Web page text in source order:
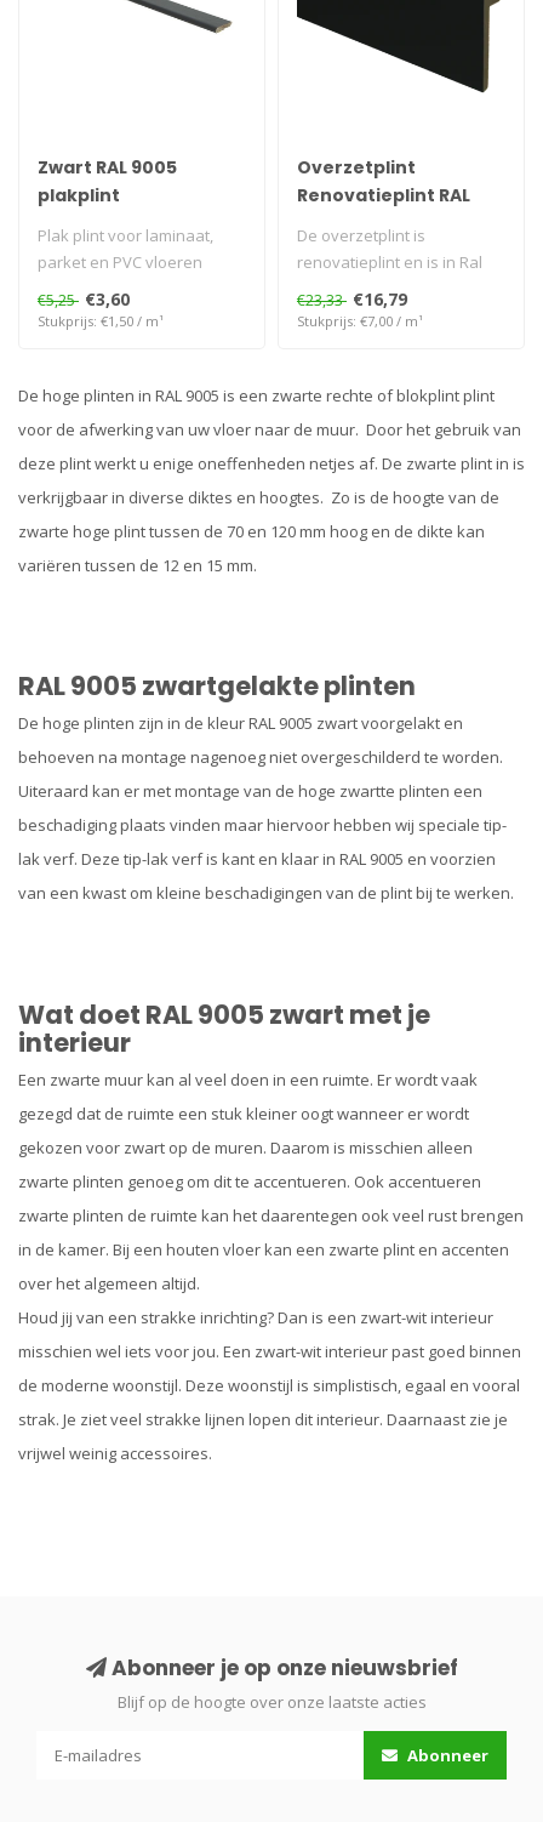
Zwart RAL 9005
plakplint
Plak plint voor laminaat,
parket en PVC vloeren
€5,25 €3,60
Stukprijs: €1,50 / m¹
Overzetplint
Renovatieplint RAL
De overzetplint is
renovatieplint en is in Ral
9005 Voorgelakt en kan
directgemo..
€23,33 €16,79
Stukprijs: €7,00 / m¹
De hoge plinten in RAL 9005 is een zwarte rechte of blokplint plint
voor de afwerking van uw vloer naar de muur. Door het gebruik van
deze plint werkt u enige oneffenheden netjes af. De zwarte plint in is
verkrijgbaar in diverse diktes en hoogtes. Zo is de hoogte van de
zwarte hoge plint tussen de 70 en 120 mm hoog en de dikte kan
variëren tussen de 12 en 15 mm.
RAL 9005 zwartgelakte plinten
De hoge plinten zijn in de kleur RAL 9005 zwart voorgelakt en
behoeven na montage nagenoeg niet overgeschilderd te worden.
Uiteraard kan er met montage van de hoge zwartte plinten een
beschadiging plaats vinden maar hiervoor hebben wij speciale tip-
lak verf. Deze tip-lak verf is kant en klaar in RAL 9005 en voorzien
van een kwast om kleine beschadigingen van de plint bij te werken.
Wat doet RAL 9005 zwart met je
interieur
Een zwarte muur kan al veel doen in een ruimte. Er wordt vaak
gezegd dat de ruimte een stuk kleiner oogt wanneer er wordt
gekozen voor zwart op de muren. Daarom is misschien alleen
zwarte plinten genoeg om dit te accentueren. Ook accentueren
zwarte plinten de ruimte kan het daarentegen ook veel rust brengen
in de kamer. Bij een houten vloer kan een zwarte plint en accenten
over het algemeen altijd.
Houd jij van een strakke inrichting? Dan is een zwart-wit interieur
misschien wel iets voor jou. Een zwart-wit interieur past goed binnen
de moderne woonstijl. Deze woonstijl is simplistisch, egaal en vooral
strak. Je ziet veel strakke lijnen lopen dit interieur. Daarnaast zie je
vrijwel weinig accessoires.
Abonneer je op onze nieuwsbrief
Blijf op de hoogte over onze laatste acties
Abonneer